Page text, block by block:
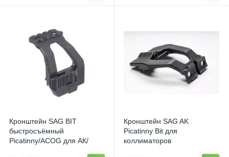
Кронштейн SAG BIT
быстросъёмный
Picatinny/ACOG для АК/
Кронштейн SAG AK
Picatinny Bit для
коллиматоров